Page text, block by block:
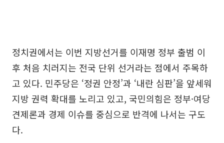
정치권에서는 이번 지방선거를 이재명 정부 출범 이
후 처음 치러지는 전국 단위 선거라는 점에서 주목하
고 있다. 민주당은 ‘정권 안정’과 ‘내란 심판’을 앞세워
지방 권력 확대를 노리고 있고, 국민의힘은 정부·여당
견제론과 경제 이슈를 중심으로 반격에 나서는 구도
다.